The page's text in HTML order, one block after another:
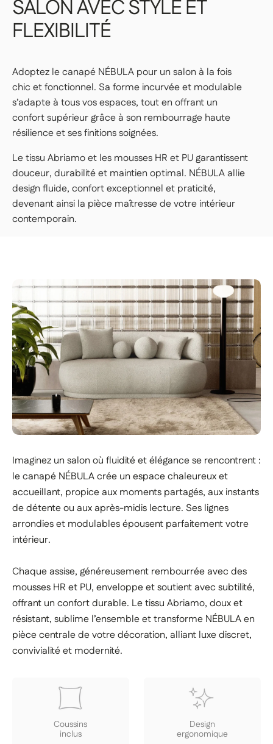
SALONAVECSTYLEET
FLEXIBILITÉ
Adoptez le canapé NÉBULA pour un salon à la fois
chic et fonctionnel. Sa forme incurvée et modulable
s’adapte à tous vos espaces, tout en offrant un
confort supérieur grâce à son rembourrage haute
résilience et ses finitions soignées.
Le tissu Abriamo et les mousses HR et PU garantissent
douceur, durabilité et maintien optimal. NÉBULA allie
design fluide, confort exceptionnel et praticité,
devenant ainsi la pièce maîtresse de votre intérieur
contemporain.
Imaginez un salon où fluidité et élégance se rencontrent :
le canapé NÉBULA crée un espace chaleureux et
accueillant, propice aux moments partagés, aux instants
de détente ou aux après-midis lecture. Ses lignes
arrondies et modulables épousent parfaitement votre
intérieur.
Chaque assise, généreusement rembourrée avec des
mousses HR et PU, enveloppe et soutient avec subtilité,
offrant un confort durable. Le tissu Abriamo, doux et
résistant, sublime l’ensemble et transforme NÉBULA en
pièce centrale de votre décoration, alliant luxe discret,
convivialité et modernité.
Coussins
inclus
Design
ergonomique